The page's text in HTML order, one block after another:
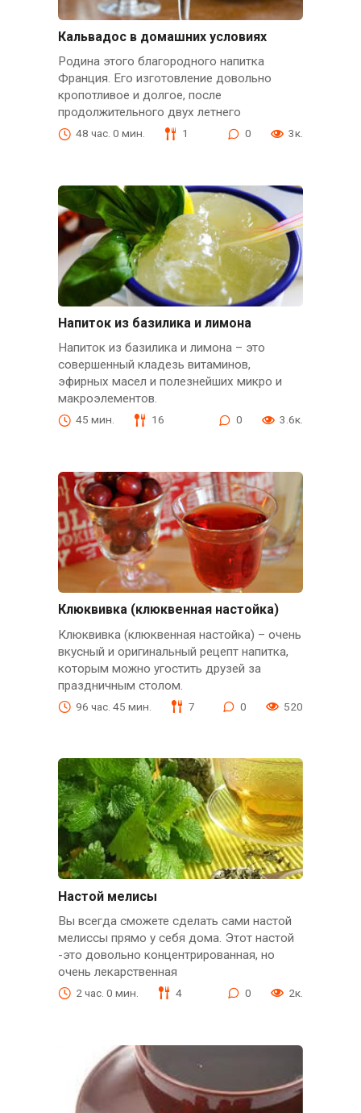
Кальвадос в домашних условиях
Родина этого благородного напитка
Франция. Его изготовление довольно
кропотливое и долгое, после
продолжительного двух летнего
48 час. 0 мин. 1 0 3к.
Напиток из базилика и лимона
Напиток из базилика и лимона – это
совершенный кладезь витаминов,
эфирных масел и полезнейших микро и
макроэлементов.
45 мин. 16 0 3.6к.
Клюквивка (клюквенная настойка)
Клюквивка (клюквенная настойка) – очень
вкусный и оригинальный рецепт напитка,
которым можно угостить друзей за
праздничным столом.
96 час. 45 мин. 7 0 520
Настой мелисы
Вы всегда сможете сделать сами настой
мелиссы прямо у себя дома. Этот настой
-это довольно концентрированная, но
очень лекарственная
2 час. 0 мин. 4 0 2к.